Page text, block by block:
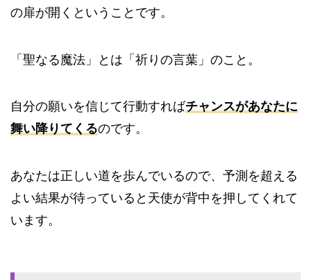
の扉が開くということです。
「聖なる魔法」とは「祈りの言葉」のこと。
自分の願いを信じて行動すればチャンスがあなたに
舞い降りてくるのです。
あなたは正しい道を歩んでいるので、予測を超える
よい結果が待っていると天使が背中を押してくれて
います。